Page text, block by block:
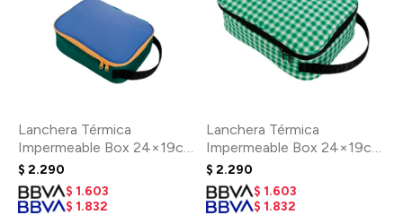
Lanchera Térmica
Impermeable Box 24×19cm
- Meadow Mix
$ 2.290
$ 1.603
$ 1.832
Lanchera Térmica
Impermeable Box 24×19cm
- Green gingham
$ 2.290
$ 1.603
$ 1.832